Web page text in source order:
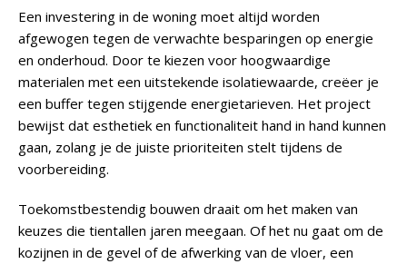
Een investering in de woning moet altijd worden
afgewogen tegen de verwachte besparingen op energie
en onderhoud. Door te kiezen voor hoogwaardige
materialen met een uitstekende isolatiewaarde, creëer je
een buffer tegen stijgende energietarieven. Het project
bewijst dat esthetiek en functionaliteit hand in hand kunnen
gaan, zolang je de juiste prioriteiten stelt tijdens de
voorbereiding.
Toekomstbestendig bouwen draait om het maken van
keuzes die tientallen jaren meegaan. Of het nu gaat om de
kozijnen in de gevel of de afwerking van de vloer, een